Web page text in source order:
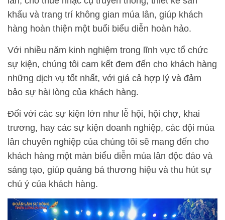
khấu và trang trí không gian múa lân, giúp khách
hàng hoàn thiện một buổi biểu diễn hoàn hảo.
Với nhiều năm kinh nghiệm trong lĩnh vực tổ chức
sự kiện, chúng tôi cam kết đem đến cho khách hàng
những dịch vụ tốt nhất, với giá cả hợp lý và đảm
bảo sự hài lòng của khách hàng.
Đối với các sự kiện lớn như lễ hội, hội chợ, khai
trương, hay các sự kiện doanh nghiệp, các đội múa
lân chuyên nghiệp của chúng tôi sẽ mang đến cho
khách hàng một màn biểu diễn múa lân độc đáo và
sáng tạo, giúp quảng bá thương hiệu và thu hút sự
chú ý của khách hàng.